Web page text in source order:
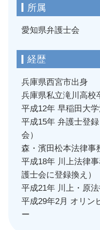
所属
愛知県弁護士会
経歴
兵庫県西宮市出身
兵庫県私立滝川高校
平成12年 早稲田大
平成15年 弁護士登
会）
森・濱田松本法律事
平成18年 川上法律
護士会に登録換え）
平成21年 川上・原
平成29年2月 オリ
ー